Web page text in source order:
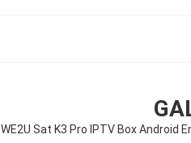
WE2U Sat K3 Pro IPTV Box Android